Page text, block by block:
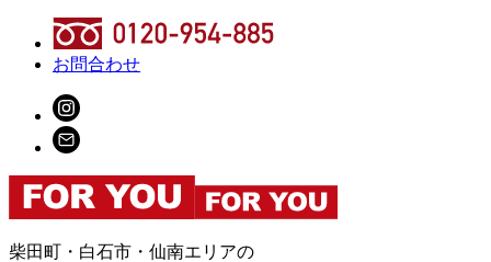
お問合わせ
柴田町・白石市・仙南エリアの